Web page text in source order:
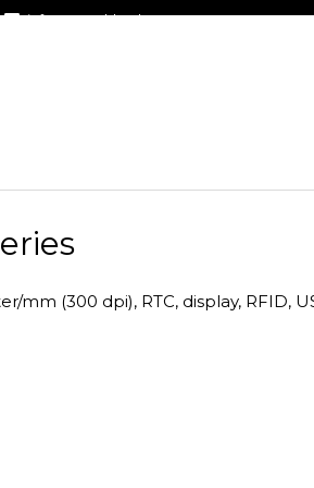
info@streckkodscenter.se
mm (300 dpi), RTC, display, RFID,